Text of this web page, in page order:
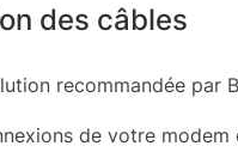
des câbles
recommandée par
de votre modem